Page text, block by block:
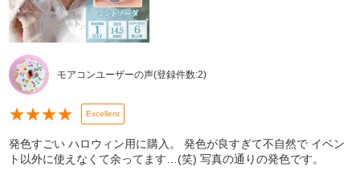
モアコンユーザーの声(登録件数:2)
★★★★ Excellent
発色すごい ハロウィン用に購入。 発色が良すぎて不自然で イベン
ト以外に使えなくて余ってます…(笑) 写真の通りの発色です。